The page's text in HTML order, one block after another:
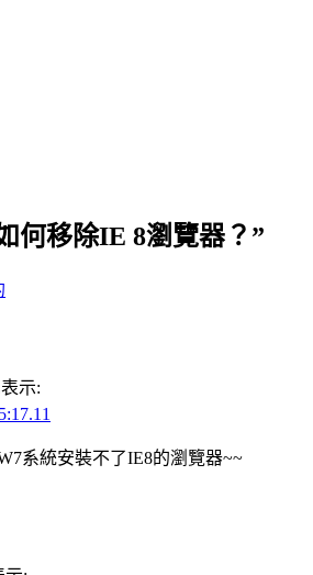
何移除IE 8瀏覽器？”
表示:
系統安裝不了IE8的瀏覽器~~